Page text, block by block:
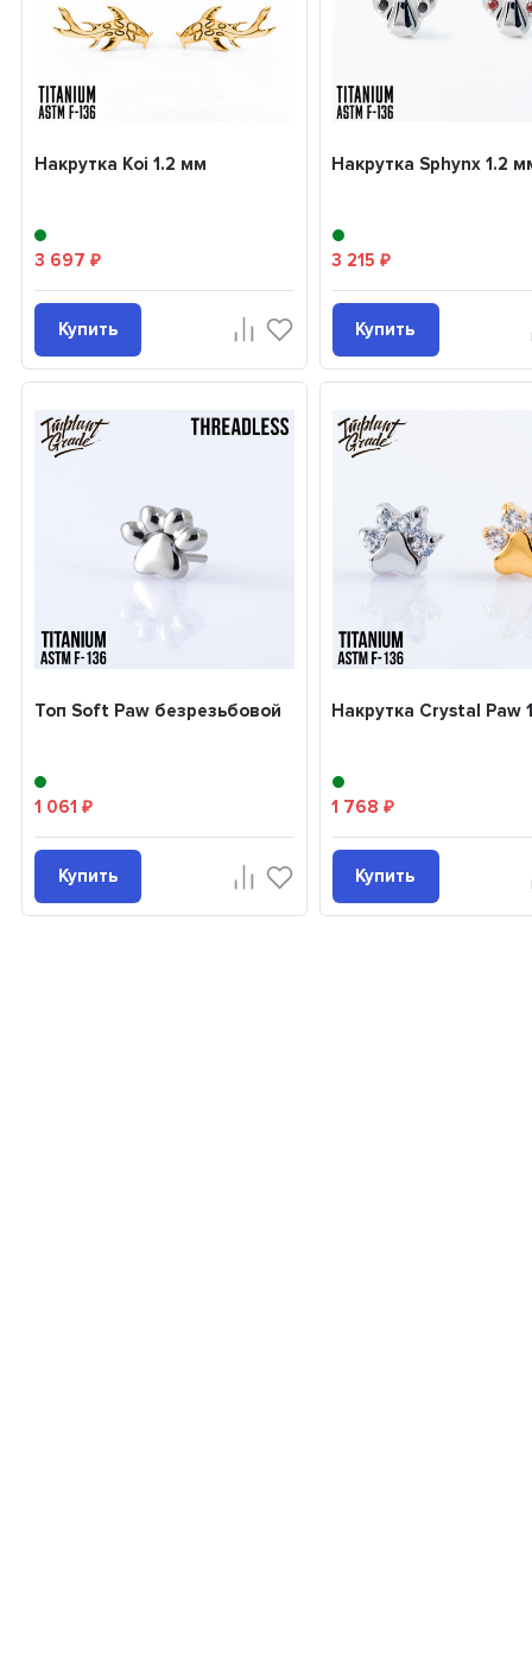
Накрутка Koi 1.2 мм
3 697₽
Купить
Накрутка Sphynx 1.2
3 215₽
Купить
Топ Soft Paw безрезьбовой
1 061₽
Купить
Накрутка Crystal Paw
1 768₽
Купить